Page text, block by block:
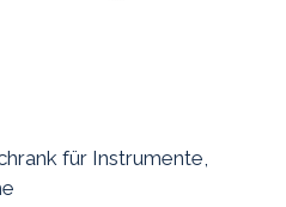
für Instrumente,